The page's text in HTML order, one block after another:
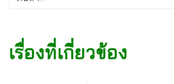
เรื่องที่เกี่ยวข้อง